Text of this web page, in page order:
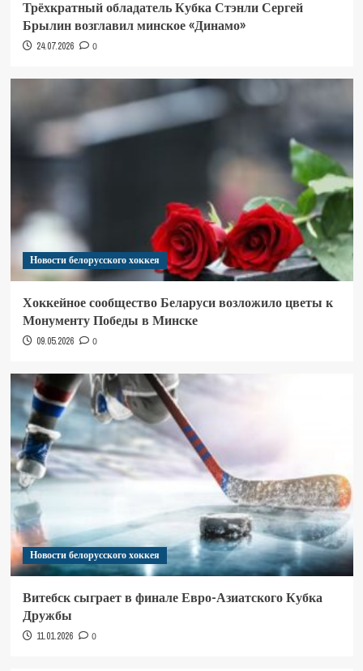
Трёхкратный обладатель Кубка Стэнли Сергей
Брылин возглавил минское «Динамо»
24.07.2026 0
Новости белорусского хоккея
Хоккейное сообщество Беларуси возложило цветы к
Монументу Победы в Минске
09.05.2026 0
Новости белорусского хоккея
Витебск сыграет в финале Евро-Азиатского Кубка
Дружбы
11.01.2026 0